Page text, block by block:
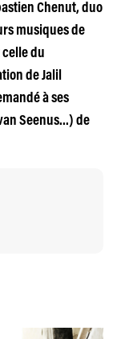
Chenut, duo
musiques de
celle du
de Jalil
à ses
Seenus…) de